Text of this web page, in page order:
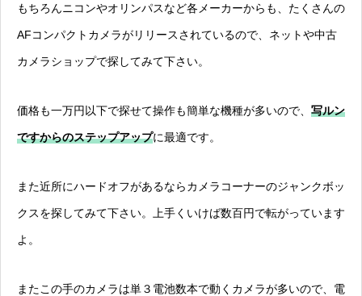
もちろんニコンやオリンパスなど各メーカーからも、たくさんの
AFコンパクトカメラがリリースされているので、ネットや中古
カメラショップで探してみて下さい。
価格も一万円以下で探せて操作も簡単な機種が多いので、 写ルン
ですからのステップアップに最適です。
また近所にハードオフがあるならカメラコーナーのジャンクボッ
クスを探してみて下さい。上手くいけば数百円で転がっています
よ。
またこの手のカメラは単３電池数本で動くカメラが多いので、電